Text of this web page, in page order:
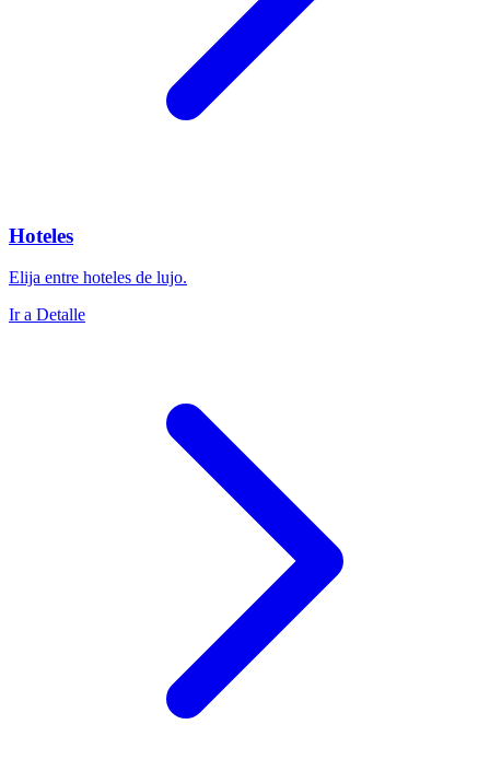
Hoteles
Elija entre hoteles de lujo.
Ir a Detalle